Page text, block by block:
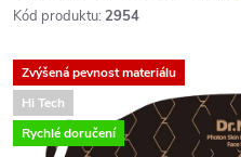
Kód produktu: 2954
Zvýšená pevnost materiálu
Hi Tech
Rychlé doručení